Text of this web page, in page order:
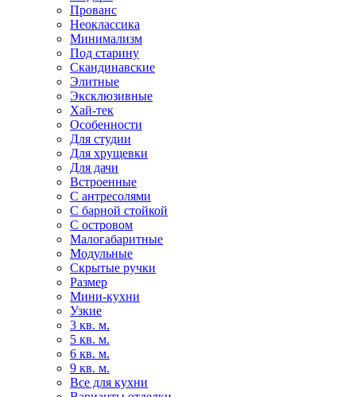
Прованс
Неоклассика
Минимализм
Под старину
Скандинавские
Элитные
Эксклюзивные
Хай-тек
Особенности
Для студии
Для хрущевки
Для дачи
Встроенные
С антресолями
С барной стойкой
С островом
Малогабаритные
Модульные
Скрытые ручки
Размер
Мини-кухни
Узкие
3 кв. м.
5 кв. м.
6 кв. м.
9 кв. м.
Все для кухни